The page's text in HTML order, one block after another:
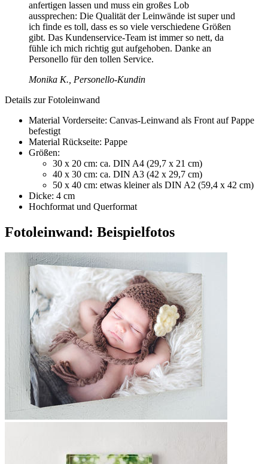
anfertigen lassen und muss ein großes Lob
aussprechen: Die Qualität der Leinwände ist super und
ich finde es toll, dass es so viele verschiedene Größen
gibt. Das Kundenservice-Team ist immer so nett, da
fühle ich mich richtig gut aufgehoben. Danke an
Personello für den tollen Service.
Monika K., Personello-Kundin
Details zur Fotoleinwand
Material Vorderseite: Canvas-Leinwand als Front auf Pappe
befestigt
Material Rückseite: Pappe
Größen:
30 x 20 cm: ca. DIN A4 (29,7 x 21 cm)
40 x 30 cm: ca. DIN A3 (42 x 29,7 cm)
50 x 40 cm: etwas kleiner als DIN A2 (59,4 x 42 cm)
Dicke: 4 cm
Hochformat und Querformat
Fotoleinwand: Beispielfotos